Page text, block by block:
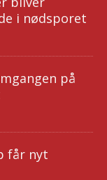
i nødsporet
på
får nyt